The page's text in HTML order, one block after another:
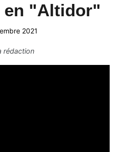
en "Altidor"
2021
rédaction